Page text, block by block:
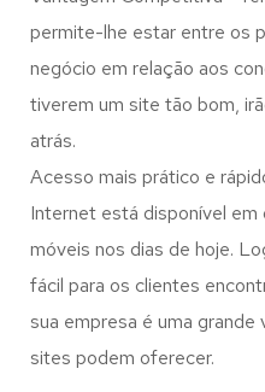
permite-lhe estar entre os
negócio em relação aos
tiverem um site tão bom,
atrás.
Acesso mais prático e
Internet está disponível
móveis nos dias de hoje.
fácil para os clientes
sua empresa é uma
sites podem oferecer.